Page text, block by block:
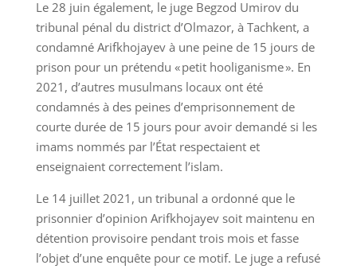
Le 28 juin également, le juge Begzod Umirov du
tribunal pénal du district d’Olmazor, à Tachkent, a
condamné Arifkhojayev à une peine de 15 jours de
prison pour un prétendu « petit hooliganisme ». En
2021, d’autres musulmans locaux ont été
condamnés à des peines d’emprisonnement de
courte durée de 15 jours pour avoir demandé si les
imams nommés par l’État respectaient et
enseignaient correctement l’islam.
Le 14 juillet 2021, un tribunal a ordonné que le
prisonnier d’opinion Arifkhojayev soit maintenu en
détention provisoire pendant trois mois et fasse
l’objet d’une enquête pour ce motif. Le juge a refusé